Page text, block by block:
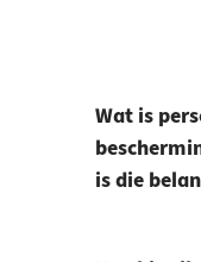
Wat is
is die